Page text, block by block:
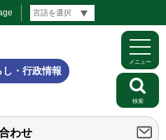
し・行政情報
わせ
メニュー
検索